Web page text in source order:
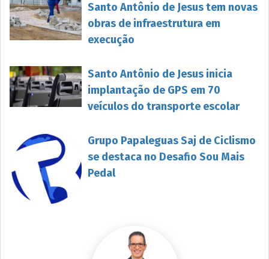
Santo Antônio de Jesus tem novas
obras de infraestrutura em
execução
Santo Antônio de Jesus inicia
implantação de GPS em 70
veículos do transporte escolar
Grupo Papaleguas Saj de Ciclismo
se destaca no Desafio Sou Mais
Pedal